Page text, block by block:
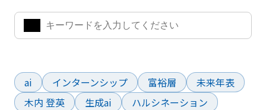
ai
インターンシップ 富裕層
未来年表
木内 登英
生成ai
ハルシネーション